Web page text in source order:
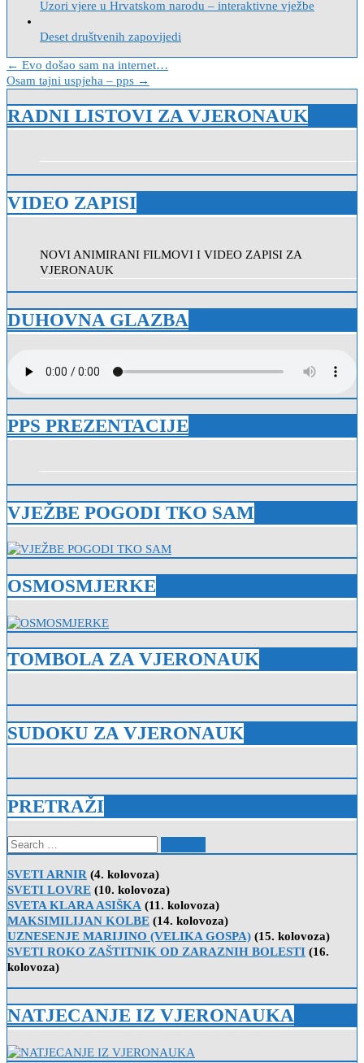
Uzori vjere u Hrvatskom narodu – interaktivne vježbe
Deset društvenih zapovijedi
Navigacija
objava
← Evo došao sam na internet…
Osam tajni uspjeha – pps →
RADNI LISTOVI ZA VJERONAUK
VIDEO ZAPISI
NOVI ANIMIRANI FILMOVI I VIDEO ZAPISI ZA
VJERONAUK
DUHOVNA GLAZBA
PPS PREZENTACIJE
VJEŽBE POGODI TKO SAM
OSMOSMJERKE
TOMBOLA ZA VJERONAUK
SUDOKU ZA VJERONAUK
PRETRAŽI
Search
for:
SVETI ARNIR (4. kolovoza)
SVETI LOVRE (10. kolovoza)
SVETA KLARA ASIŠKA (11. kolovoza)
MAKSIMILIJAN KOLBE (14. kolovoza)
UZNESENJE MARIJINO (VELIKA GOSPA) (15. kolovoza)
SVETI ROKO ZAŠTITNIK OD ZARAZNIH BOLESTI (16.
kolovoza)
NATJECANJE IZ VJERONAUKA